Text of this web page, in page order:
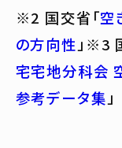
※2 国交省「空
の方向性 」※3
宅宅地分科会
参考データ集 」